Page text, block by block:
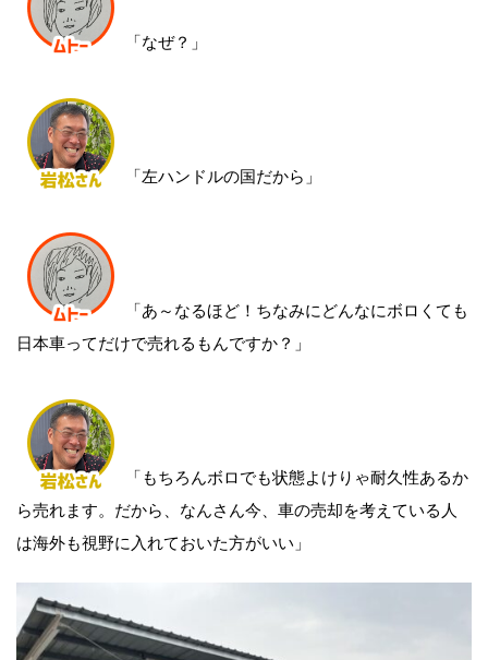
「なぜ？」
「左ハンドルの国だから」
「あ～なるほど！ちなみにどんなにボロくても
日本車ってだけで売れるもんですか？」
「もちろんボロでも状態よけりゃ耐久性あるか
ら売れます。だから、なんさん今、車の売却を考えている人
は海外も視野に入れておいた方がいい」